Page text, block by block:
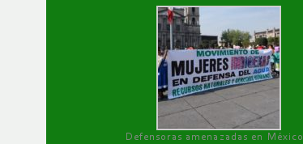
Defensoras amenazadas en México